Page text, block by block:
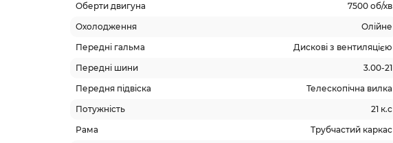
Оберти двигуна
7500 об/хв
Охолодження
Олійне
Передні гальма
Дискові з вентиляцією
Передні шини
3.00-21
Передня підвіска
Телескопічна вилка
Потужність
21 к.с
Рама
Трубчастий каркас